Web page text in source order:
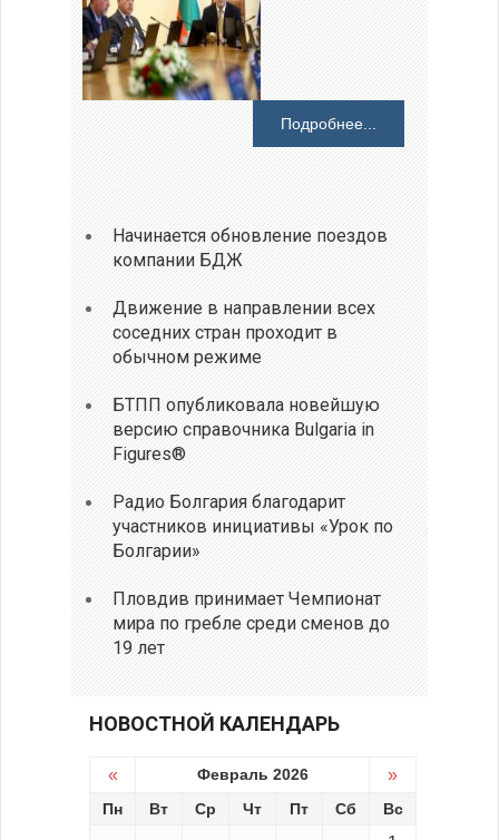
Подробнее...
Начинается обновление поездов
компании БДЖ
Движение в направлении всех
соседних стран проходит в
обычном режиме
БТПП опубликовала новейшую
версию справочника Bulgaria in
Figures®
Радио Болгария благодарит
участников инициативы «Урок по
Болгарии»
Пловдив принимает Чемпионат
мира по гребле среди сменов до
19 лет
НОВОСТНОЙ КАЛЕНДАРЬ
« Февраль 2026 »
Пн Вт Ср Чт Пт Сб Вс